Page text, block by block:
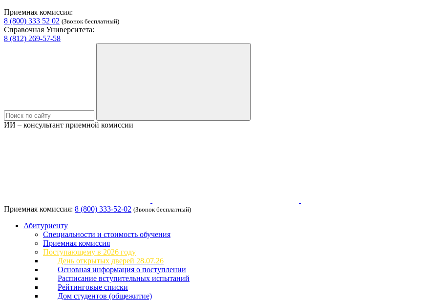
Приемная комиссия:
8 (800) 333 52 02 (Звонок бесплатный)
Справочная Университета:
8 (812) 269-57-58
ИИ – консультант приемной комиссии
Приемная комиссия: 8 (800) 333-52-02 (Звонок бесплатный)
Абитуриенту
Специальности и стоимость обучения
Приемная комиссия
Поступающему в 2026 году
День открытых дверей 28.07.26
Основная информация о поступлении
Расписание вступительных испытаний
Рейтинговые списки
Дом студентов (общежитие)